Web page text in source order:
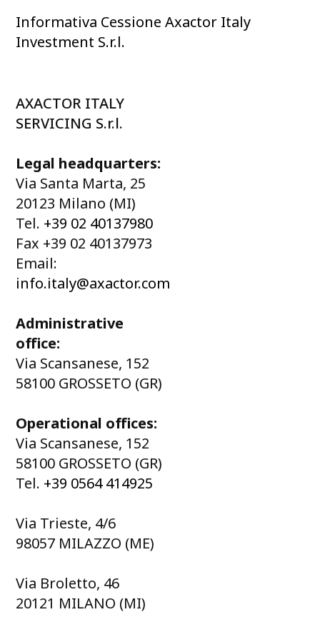
Informativa Cessione Axactor Italy
Investment S.r.l.
AXACTOR ITALY
SERVICING S.r.l.
Legal headquarters:
Via Santa Marta, 25
20123 Milano (MI)
Tel. +39 02 40137980
Fax +39 02 40137973
Email:
info.italy@axactor.com
Administrative
office:
Via Scansanese, 152
58100 GROSSETO (GR)
Operational offices:
Via Scansanese, 152
58100 GROSSETO (GR)
Tel. +39 0564 414925
Via Trieste, 4/6
98057 MILAZZO (ME)
Via Broletto, 46
20121 MILANO (MI)